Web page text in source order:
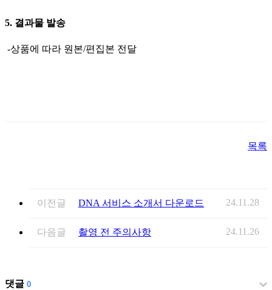
5. 결과물 발송
-상품에 따라 원본/편집본 전달
목록
이전글 DNA 서비스 소개서 다운로드 24.11.28
다음글 촬영 전 주의사항 24.11.26
댓글 0